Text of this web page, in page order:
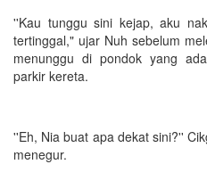
''Kau tunggu sini kejap, aku
tertinggal," ujar Nuh sebelum
menunggu di pondok yang
parkir kereta.
''Eh, Nia buat apa dekat sini?''
menegur.